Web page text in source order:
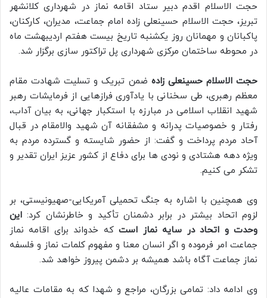
حجت الاسلام اقدم دبیر ستاد اقامه نماز در شهرداری کلانشهر
تبریز، حجت الاسلام حسینعلی زاده امام جماعت، مدیران، کارکنان،
پاکبانان و مهمانان روز یکشنبه تاریخ بیست هفتم اردیبهشت ماه
در محوطه ساختمان مرکزی شهرداری پل تراکتور سازی برگزار شد.
حجت الاسلام حسینعلی زاده ضمن تبریک و تسلیت شهادت مقام
معظم رهبری، طی سخنانی با یادآوری فرازهایی از فرمایشات رهبر
شهید انقلاب اسلامی در مبارزه با استکبار جهانی، به بیان آداب،
رفتار و خصوصیات پدرانه و مشفقانه آن شهید والامقام در قبال
آحاد مردم پرداخت و گفت: از حضور شایسته و گسترده مردم به
ویژه دهه هشتادی و نودی ها برای دفاع از کشور عزیز ایران تقدیر و
تشکر می کنیم.
وی همچنین با اشاره به جنگ تحمیلی آمریکایی-صهیونیستی، بر
لزوم اتحاد بیشتر در برابر دشمنان تأکید و خاطرنشان کرد: این
وحدت و اتحاد در سایه نماز استکه خدواند برای اقامه نماز
جماعت امر فرموده و اگر انسان معنا و مفهوم کلمات نماز و فلسفه
نماز جماعت آگاه باشد همیشه بر دشمن پیروز خواهد شد.
وی ادامه داد: تمامی بزرگان، مراجع و شهدا که به مقامات عالیه